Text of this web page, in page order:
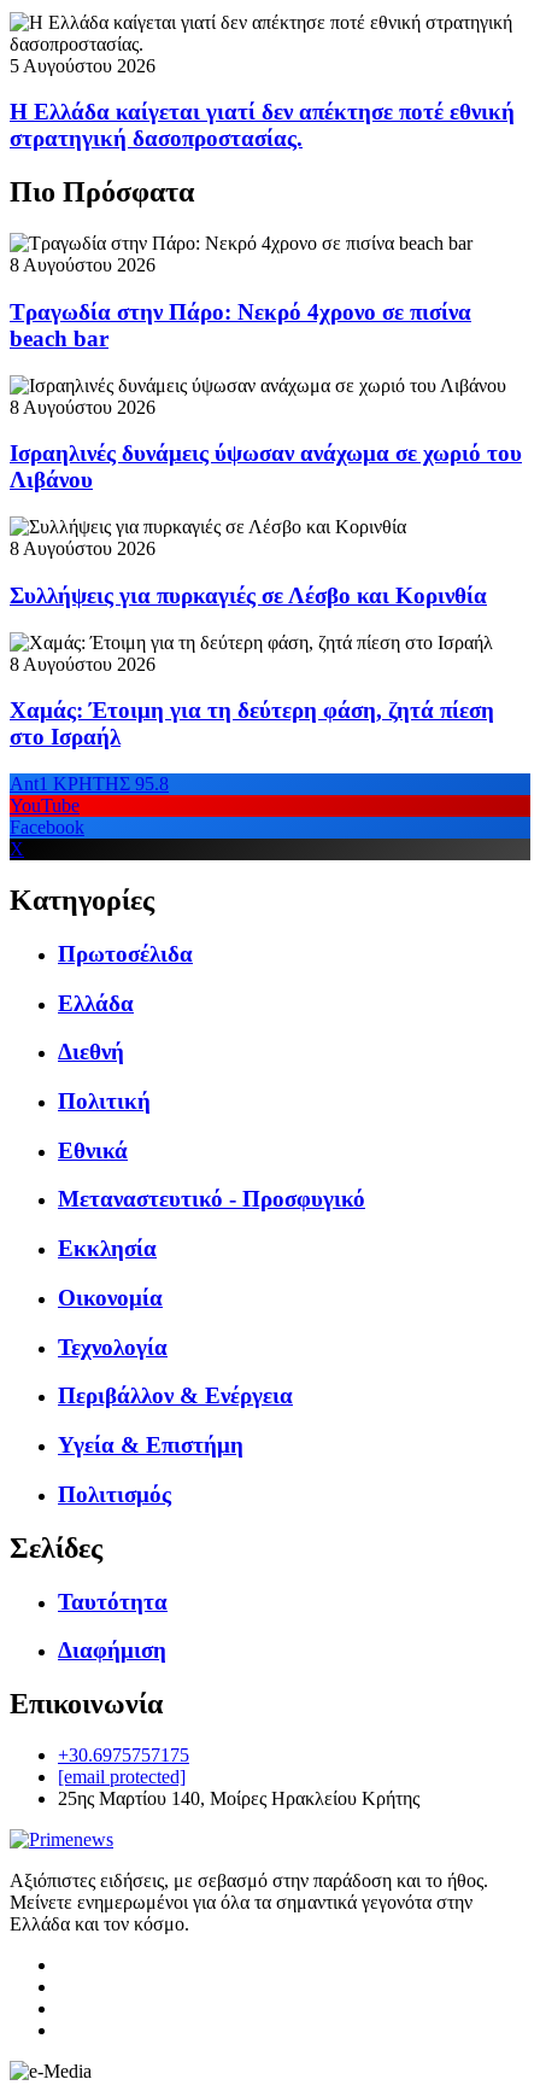
5 Αυγούστου 2026
Η Ελλάδα καίγεται γιατί δεν απέκτησε ποτέ εθνική
στρατηγική δασοπροστασίας.
Πιο Πρόσφατα
8 Αυγούστου 2026
Τραγωδία στην Πάρο: Νεκρό 4χρονο σε πισίνα
beach bar
8 Αυγούστου 2026
Ισραηλινές δυνάμεις ύψωσαν ανάχωμα σε χωριό του
Λιβάνου
8 Αυγούστου 2026
Συλλήψεις για πυρκαγιές σε Λέσβο και Κορινθία
8 Αυγούστου 2026
Χαμάς: Έτοιμη για τη δεύτερη φάση, ζητά πίεση
στο Ισραήλ
Ant1 ΚΡΗΤΗΣ 95.8
YouTube
Facebook
X
Κατηγορίες
Πρωτοσέλιδα
Ελλάδα
Διεθνή
Πολιτική
Εθνικά
Μεταναστευτικό - Προσφυγικό
Εκκλησία
Οικονομία
Τεχνολογία
Περιβάλλον & Ενέργεια
Υγεία & Επιστήμη
Πολιτισμός
Σελίδες
Ταυτότητα
Διαφήμιση
Επικοινωνία
+30.6975757175
[email protected]
25ης Μαρτίου 140, Μοίρες Ηρακλείου Κρήτης
Αξιόπιστες ειδήσεις, με σεβασμό στην παράδοση και το ήθος.
Μείνετε ενημερωμένοι για όλα τα σημαντικά γεγονότα στην
Ελλάδα και τον κόσμο.